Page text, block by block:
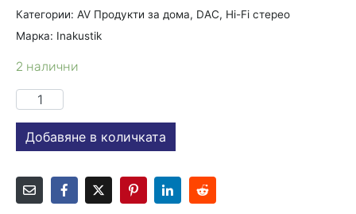
Категории: AV Продукти за дома, DAC, Hi-Fi стерео
Марка: Inakustik
2 налични
Добавяне в количката